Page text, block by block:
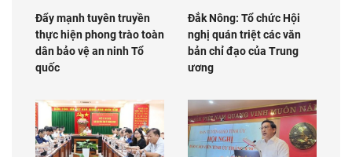
Đẩy mạnh tuyên truyền
thực hiện phong trào toàn
dân bảo vệ an ninh Tổ
quốc
Đắk Nông: Tổ chức Hội
nghị quán triệt các văn
bản chỉ đạo của Trung
ương